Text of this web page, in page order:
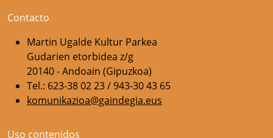
Contacto
Martin Ugalde Kultur Parkea
Gudarien etorbidea z/g
20140 - Andoain (Gipuzkoa)
Tel.: 623-38 02 23 / 943-30 43 65
komunikazioa@gaindegia.eus
Uso contenidos